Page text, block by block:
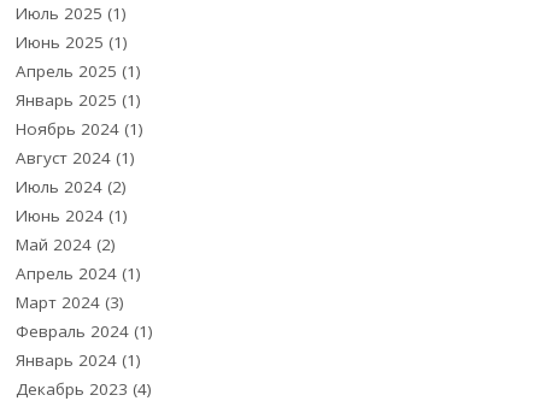
Июль 2025 (1)
Июнь 2025 (1)
Апрель 2025 (1)
Январь 2025 (1)
Ноябрь 2024 (1)
Август 2024 (1)
Июль 2024 (2)
Июнь 2024 (1)
Май 2024 (2)
Апрель 2024 (1)
Март 2024 (3)
Февраль 2024 (1)
Январь 2024 (1)
Декабрь 2023 (4)